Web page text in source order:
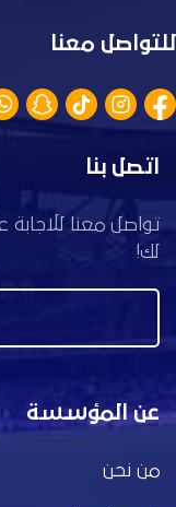
للتواصل معنا
اتصل بنا
تواصل معنا
لك!
عن المؤسسة
من نحن